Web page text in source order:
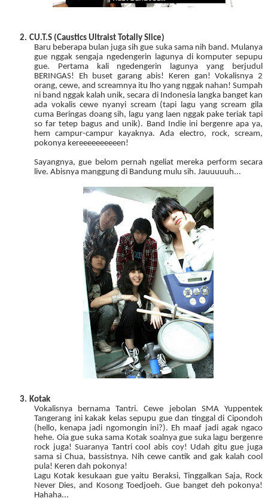
2. CU.T.S (Caustics Ultraist Totally Slice)
Baru beberapa bulan juga sih gue suka sama nih band. Mulanya
gue nggak sengaja ngedengerin lagunya di komputer sepupu
gue. Pertama kali ngedengerin lagunya yang berjudul
BERINGAS! Eh buset garang abis! Keren gan! Vokalisnya 2
orang, cewe, and screamnya itu lho yang nggak nahan! Sumpah
ni band nggak kalah unik, secara di Indonesia langka banget kan
ada vokalis cewe nyanyi scream (tapi lagu yang scream gila
cuma Beringas doang sih, lagu yang laen nggak pake teriak tapi
so far tetep bagus and unik). Band Indie ini bergenre apa ya,
hem campur-campur kayaknya. Ada electro, rock, scream,
pokonya kereeeeeeeeeen!
Sayangnya, gue belom pernah ngeliat mereka perform secara
live. Abisnya manggung di Bandung mulu sih. Jauuuuuh...
3. Kotak
Vokalisnya bernama Tantri. Cewe jebolan SMA Yuppentek
Tangerang ini kakak kelas sepupu gue dan tinggal di Cipondoh
(hello, kenapa jadi ngomongin ini?). Eh maaf jadi agak ngaco
hehe. Oia gue suka sama Kotak soalnya gue suka lagu bergenre
rock juga! Suaranya Tantri cool abis coy! Udah gitu gue juga
sama si Chua, bassistnya. Nih cewe cantik and gak kalah cool
pula! Keren dah pokonya!
Lagu Kotak kesukaan gue yaitu Beraksi, Tinggalkan Saja, Rock
Never Dies, and Kosong Toedjoeh. Gue banget deh pokonya!
Hahaha...